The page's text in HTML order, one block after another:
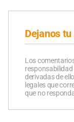
Dejanos
Los
derivadas de
legales que
que no